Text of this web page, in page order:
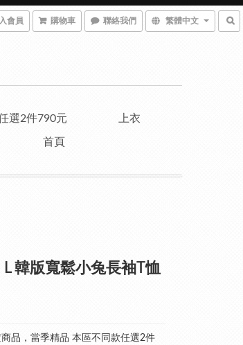
會員 購物車 聯絡我們 繁體中文
選2件790元 上衣
首頁
韓版寬鬆小兔長袖T恤
品，當季精品 本區不同款任選2件